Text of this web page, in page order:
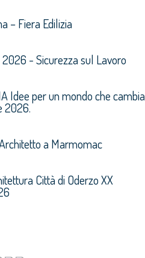
– Fiera Edilizia
- Sicurezza sul Lavoro
Idee per un mondo che cambia
2026.
a Marmomac
Città di Oderzo XX